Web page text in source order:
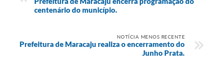
centenário do município.
NOTÍCIA MENOS RECENTE
Prefeitura de Maracaju realiza o encerramento do
Junho Prata.